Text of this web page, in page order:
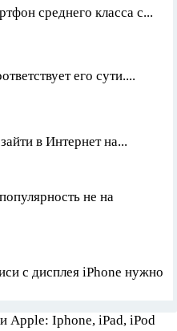
среднего класса с...
его сути....
в Интернет на...
не на
с дисплея iPhone нужно